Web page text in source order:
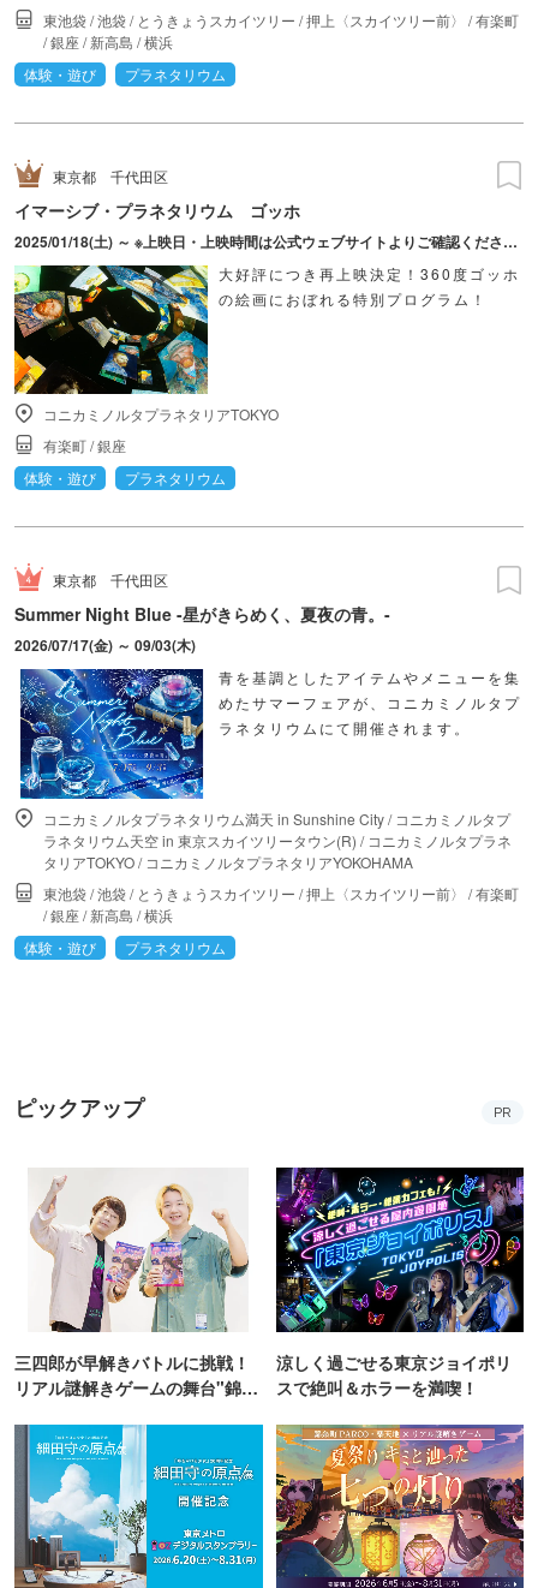
東池袋/池袋/ とうきょうスカイツリー /押上〈スカイツリー前〉 /有楽町
/銀座/新高島 /横浜
体験・遊び
プラネタリウム
東京都 千代田区
イマーシブ・プラネタリウム ゴッホ
2025/01/18(土) ～ ※上映日・上映時間は公式ウェブサイトよりご確認ください。
大好評につき再上映決定！360度ゴッホ
の絵画におぼれる特別プログラム！
コニカミノルタプラネタリアTOKYO
有楽町/銀座
体験・遊び
プラネタリウム
東京都 千代田区
Summer Night Blue -星がきらめく、夏夜の青。-
2026/07/17(金) ～ 09/03(木)
青を基調としたアイテムやメニューを集
めたサマーフェアが、コニカミノルタプ
ラネタリウムにて開催されます。
コニカミノルタプラネタリウム満天 in Sunshine City/ コニカミノルタプ
ラネタリウム天空 in 東京スカイツリータウン(R) / コニカミノルタプラネ
タリアTOKYO/ コニカミノルタプラネタリアYOKOHAMA
東池袋/池袋/ とうきょうスカイツリー /押上〈スカイツリー前〉 /有楽町
/銀座/新高島 /横浜
体験・遊び
プラネタリウム
ピックアップ PR
三四郎が早解きバトルに挑戦！
リアル謎解きゲームの舞台"錦糸
涼しく過ごせる東京ジョイポリ
スで絶叫＆ホラーを満喫！